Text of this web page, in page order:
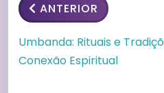
ANTERIOR
Umbanda: Rituais e
Conexão Espiritual